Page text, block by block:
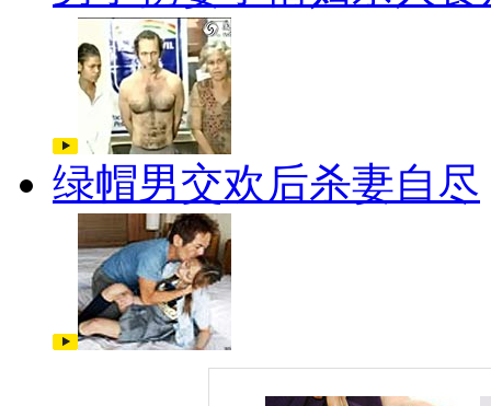
绿帽男交欢后杀妻自尽